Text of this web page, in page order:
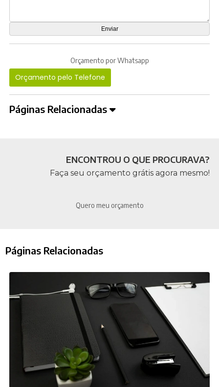
Orçamento por Whatsapp
Orçamento pelo Telefone
Páginas Relacionadas
ENCONTROU O QUE PROCURAVA?
Faça seu orçamento grátis agora mesmo!
Quero meu orçamento
Páginas Relacionadas